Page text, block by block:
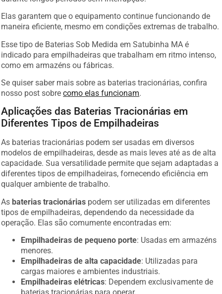
Elas garantem que o equipamento continue funcionando de
maneira eficiente, mesmo em condições extremas de trabalho.
Esse tipo de Baterias Sob Medida em Satubinha MA é
indicado para empilhadeiras que trabalham em ritmo intenso,
como em armazéns ou fábricas.
Se quiser saber mais sobre as baterias tracionárias, confira
nosso post sobre como elas funcionam
Aplicações das Baterias Tracionárias em
Diferentes Tipos de Empilhadeiras
As baterias tracionárias podem ser usadas em diversos
modelos de empilhadeiras, desde as mais leves até as de alta
capacidade. Sua versatilidade permite que sejam adaptadas a
diferentes tipos de empilhadeiras, fornecendo eficiência em
qualquer ambiente de trabalho.
As baterias tracionárias
podem ser utilizadas em diferentes
tipos de empilhadeiras, dependendo da necessidade da
operação. Elas são comumente encontradas em:
Empilhadeiras de pequeno porte: Usadas em armazéns
menores.
Empilhadeiras de alta capacidade: Utilizadas para
cargas maiores e ambientes industriais.
Empilhadeiras elétricas: Dependem exclusivamente de
baterias tracionárias para operar.